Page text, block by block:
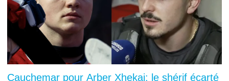
Cauchemar pour Arber Xhekaj: le shérif écarté